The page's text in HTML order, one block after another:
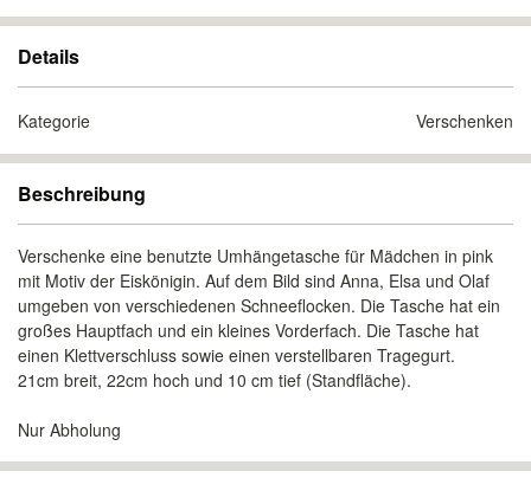
Details
Kategorie Verschenken
Beschreibung
Verschenke eine benutzte Umhängetasche für Mädchen in pink
mit Motiv der Eiskönigin. Auf dem Bild sind Anna, Elsa und Olaf
umgeben von verschiedenen Schneeflocken. Die Tasche hat ein
großes Hauptfach und ein kleines Vorderfach. Die Tasche hat
einen Klettverschluss sowie einen verstellbaren Tragegurt.
21cm breit, 22cm hoch und 10 cm tief (Standfläche).
Nur Abholung